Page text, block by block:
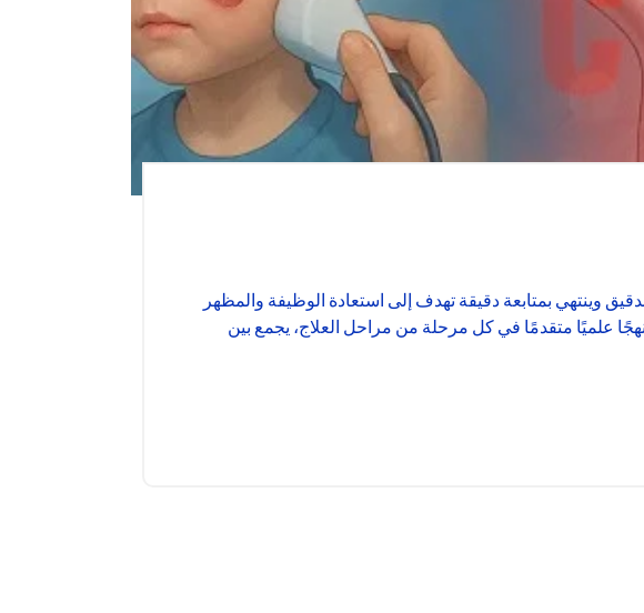
وينتهي بمتابعة دقيقة تهدف إلى استعادة الوظيفة والمظهر
نهجًا علميًا متقدمًا في كل مرحلة من مراحل العلاج، يجمع بين